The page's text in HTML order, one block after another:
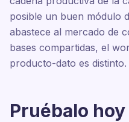
posible un buen módulo
abastece al mercado de
bases compartidas, el
producto-dato es distinto.
Pruébalo hoy